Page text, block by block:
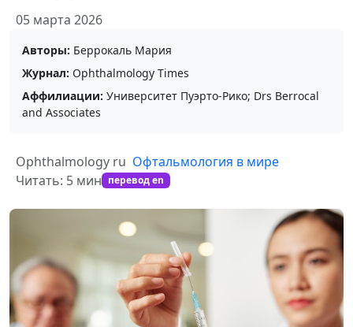
05 марта 2026
Авторы: Беррокаль Мария
Журнал: Ophthalmology Times
Аффилиации: Университет Пуэрто-Рико; Drs Berrocal
and Associates
Ophthalmology ru Офтальмология в мире
Читать: 5 мин перевод en